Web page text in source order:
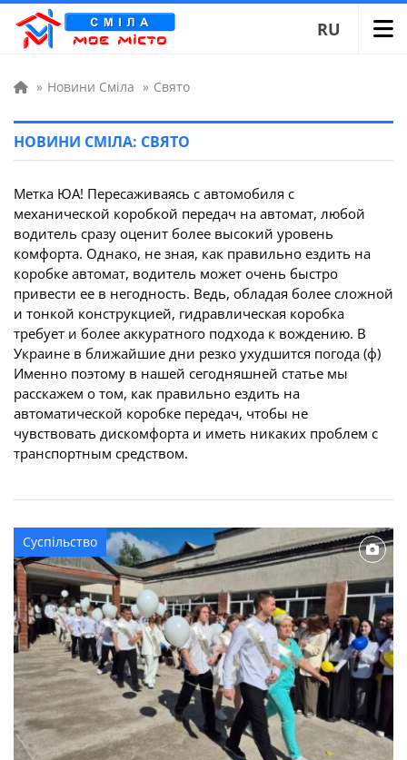
RU
» Новини Сміла » Свято
НОВИНИ СМІЛА: СВЯТО
Метка ЮА! Пересаживаясь с автомобиля с
механической коробкой передач на автомат, любой
водитель сразу оценит более высокий уровень
комфорта. Однако, не зная, как правильно ездить на
коробке автомат, водитель может очень быстро
привести ее в негодность. Ведь, обладая более сложной
и тонкой конструкцией, гидравлическая коробка
требует и более аккуратного подхода к вождению. В
Украине в ближайшие дни резко ухудшится погода (ф)
Именно поэтому в нашей сегодняшней статье мы
расскажем о том, как правильно ездить на
автоматической коробке передач, чтобы не
чувствовать дискомфорта и иметь никаких проблем с
транспортным средством.
Суспільство